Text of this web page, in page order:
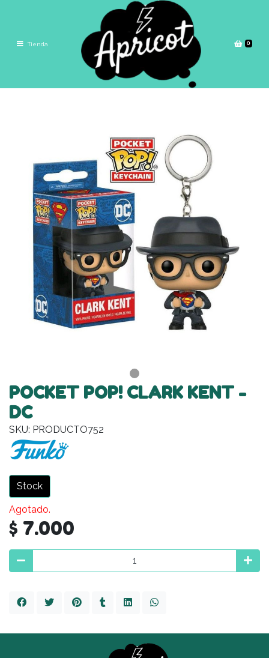
Tienda 0
POCKET POP! CLARK KENT -
DC
SKU: PRODUCTO752
Stock
Agotado.
$ 7.000